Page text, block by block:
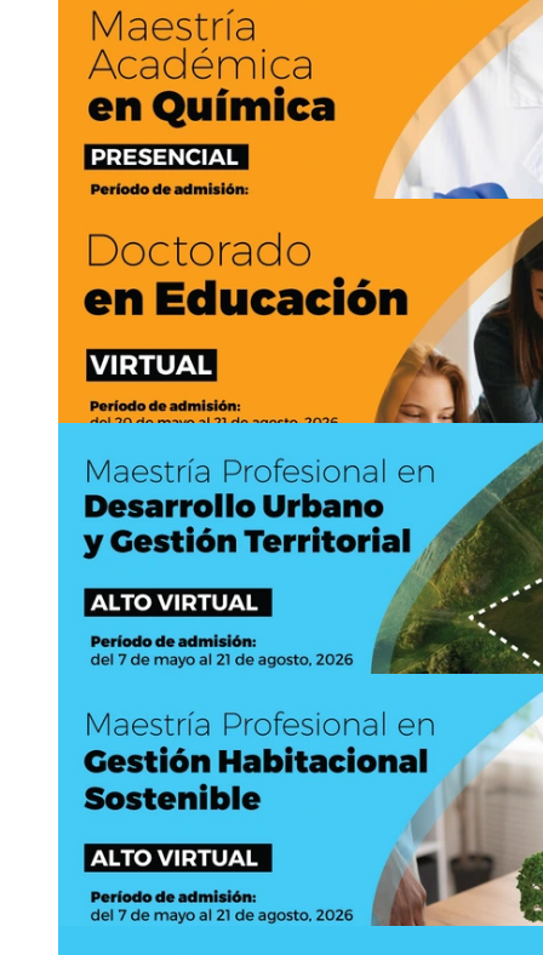
Hasta21 AGO
Ingreso a posgrado: Ingreso a la Maestria
https://www.microbiologia.sep.ucr.ac.cr
2511-8619
digitalpp
goykmpqci.sep
21AGO
Ingreso a posgrado: Ingreso a la Maestría
con énfasis en …
www.microbiologia.sep.ucr.ac.cr
Asistencia:presencial
2511-8619
JUN
Hasta21AGO
Ingreso a posgrado: Ingreso a la Maestría
https://www.quimica.sep.ucr.ac.cr
Asistencia:presencial
2511-8519
ppquixhmkm.sep @ucrzdjr.ac.cr
Hasta21AGO
Ingreso a posgrado: Ingreso a la Doctorado en
https://www.doctoradoeducacion.sep.ucr.ac.cr
2511-4174
doctoradoedqftnucacion.sep .ac.cr
JUN